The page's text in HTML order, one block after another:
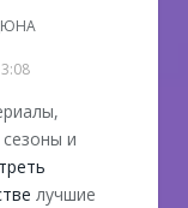
и
лучшие